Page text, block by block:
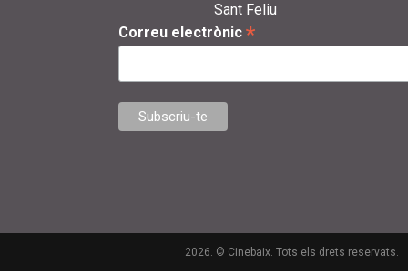
Sant Feliu
Correu electrònic *
2026. © Cinebaix. Tots els drets reservats.